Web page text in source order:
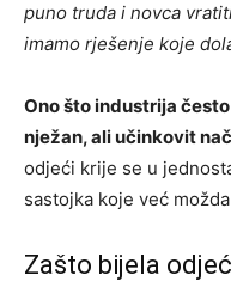
puno truda i novca
imamo rješenje koje
Ono što industrija
nježan, ali učinkovit
odjeći krije se u
sastojka koje već
Zašto bijela